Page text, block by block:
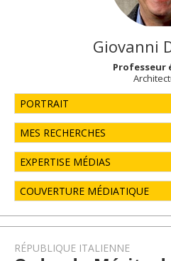
Giovanni
Professeur
PORTRAIT
MES RECHERCHES
EXPERTISE MÉDIAS
COUVERTURE MÉDIATIQUE
RÉPUBLIQUE ITALIENNE